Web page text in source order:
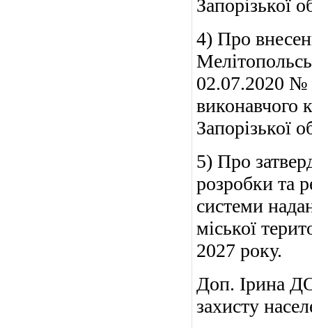
Запорізької
4) Про
02.07.2020 №
виконавчого
Запорізької
5) Про
розробки та
системи
міської
2027 року.
Доп. Ірина
захисту